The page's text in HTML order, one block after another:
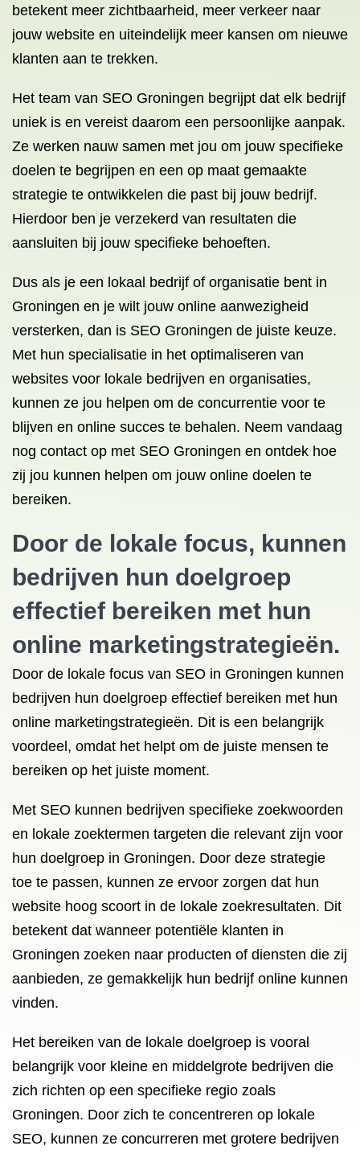
betekent meer zichtbaarheid, meer verkeer naar
jouw website en uiteindelijk meer kansen om nieuwe
klanten aan te trekken.
Het team van SEO Groningen begrijpt dat elk bedrijf
uniek is en vereist daarom een persoonlijke aanpak.
Ze werken nauw samen met jou om jouw specifieke
doelen te begrijpen en een op maat gemaakte
strategie te ontwikkelen die past bij jouw bedrijf.
Hierdoor ben je verzekerd van resultaten die
aansluiten bij jouw specifieke behoeften.
Dus als je een lokaal bedrijf of organisatie bent in
Groningen en je wilt jouw online aanwezigheid
versterken, dan is SEO Groningen de juiste keuze.
Met hun specialisatie in het optimaliseren van
websites voor lokale bedrijven en organisaties,
kunnen ze jou helpen om de concurrentie voor te
blijven en online succes te behalen. Neem vandaag
nog contact op met SEO Groningen en ontdek hoe
zij jou kunnen helpen om jouw online doelen te
bereiken.
Door de lokale focus, kunnen
bedrijven hun doelgroep
effectief bereiken met hun
online marketingstrategieën.
Door de lokale focus van SEO in Groningen kunnen
bedrijven hun doelgroep effectief bereiken met hun
online marketingstrategieën. Dit is een belangrijk
voordeel, omdat het helpt om de juiste mensen te
bereiken op het juiste moment.
Met SEO kunnen bedrijven specifieke zoekwoorden
en lokale zoektermen targeten die relevant zijn voor
hun doelgroep in Groningen. Door deze strategie
toe te passen, kunnen ze ervoor zorgen dat hun
website hoog scoort in de lokale zoekresultaten. Dit
betekent dat wanneer potentiële klanten in
Groningen zoeken naar producten of diensten die zij
aanbieden, ze gemakkelijk hun bedrijf online kunnen
vinden.
Het bereiken van de lokale doelgroep is vooral
belangrijk voor kleine en middelgrote bedrijven die
zich richten op een specifieke regio zoals
Groningen. Door zich te concentreren op lokale
SEO, kunnen ze concurreren met grotere bedrijven